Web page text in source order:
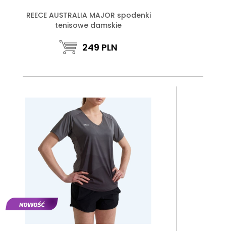
REECE AUSTRALIA MAJOR spodenki
tenisowe damskie
249 PLN